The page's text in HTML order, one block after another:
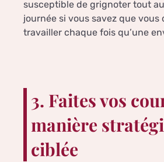
susceptible de grignoter tout
journée si vous savez que vous
travailler chaque fois qu’une
3. Faites vos
manière
ciblée